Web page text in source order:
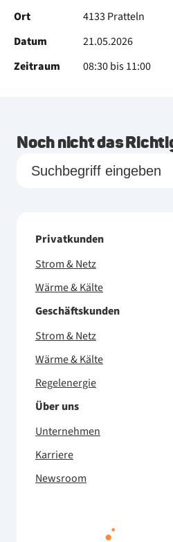
Ort
4133 Pratteln
Datum
21.05.2026
Zeitraum
08:30 bis 11:00
Noch nicht das
Privatkunden
Strom & Netz
Wärme & Kälte
Geschäftskunden
Strom & Netz
Wärme & Kälte
Regelenergie
Über uns
Unternehmen
Karriere
Newsroom